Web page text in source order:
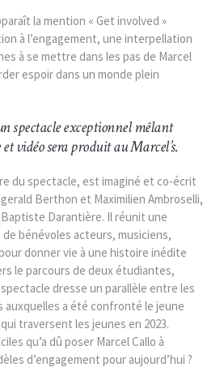
la mention « Get involved »
à l’engagement, une interpellation
à se mettre dans les pas de Marcel
espoir dans un monde plein
spectacle exceptionnel mêlant
vidéo sera produit au Marcel’s.
du spectacle, est imaginé et co-écrit
Berthon et Maximilien Ambroselli,
Darantière. Il réunit une
bénévoles acteurs, musiciens,
donner vie à une histoire inédite
le parcours de deux étudiantes,
dresse un parallèle entre les
a été confronté le jeune
traversent les jeunes en 2023.
qu’a dû poser Marcel Callo à
d’engagement pour aujourd’hui ?